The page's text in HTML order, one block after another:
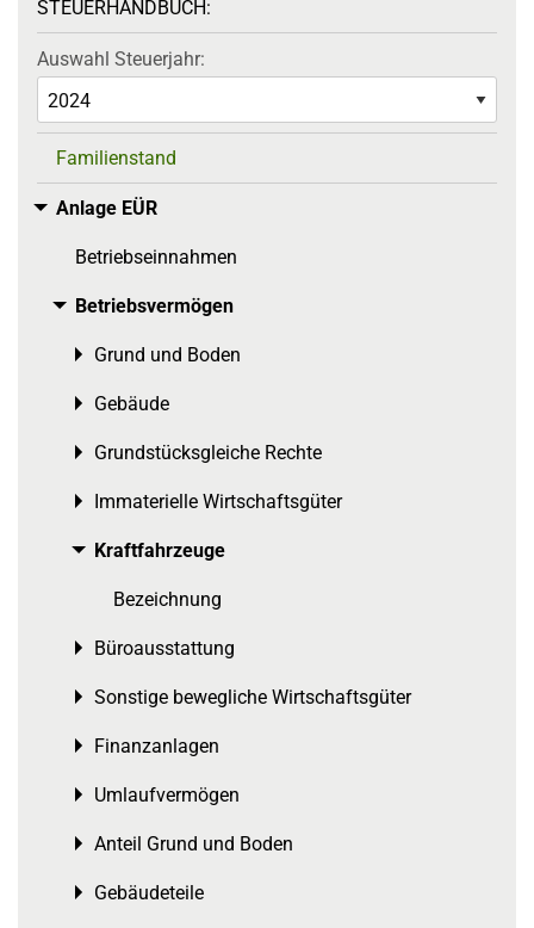
STEUERHANDBUCH:
Auswahl Steuerjahr:
Familienstand
Anlage EÜR
Toggle menu
Betriebseinnahmen
Betriebsvermögen
Toggle menu
Grund und Boden
Toggle menu
Gebäude
Toggle menu
Grundstücksgleiche Rechte
Toggle menu
Immaterielle Wirtschaftsgüter
Toggle menu
Kraftfahrzeuge
Toggle menu
Bezeichnung
Büroausstattung
Toggle menu
Sonstige bewegliche Wirtschaftsgüter
Toggle menu
Finanzanlagen
Toggle menu
Umlaufvermögen
Toggle menu
Anteil Grund und Boden
Toggle menu
Gebäudeteile
Toggle menu